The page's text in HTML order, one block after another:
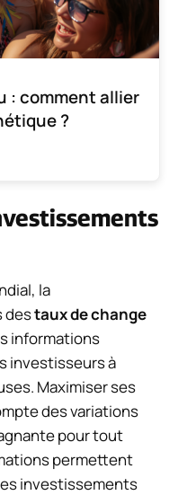
: comment allier
?
la
destaux de change
informations
investisseurs à
Maximiser ses
des variations
pour tout
permettent
investissements